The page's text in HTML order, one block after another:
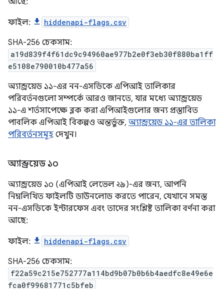
ফাইল: hiddenapi-flags.csv
SHA-256 চেকসাম:
a19d839f4f61dc9c94960ae977b2e0f3eb30f880ba1ff
e5108e790010b477a56
অ্যান্ড্রয়েড ১১-এর নন-এসডিকে এপিআই তালিকার
পরিবর্তনগুলো সম্পর্কে আরও জানতে, যার মধ্যে অ্যান্ড্রয়েড
১১-এ শর্তসাপেক্ষে ব্লক করা এপিআইগুলোর জন্য প্রস্তাবিত
পাবলিক এপিআই বিকল্পও অন্তর্ভুক্ত, অ্যান্ড্রয়েড ১১-এর তালিকা
পরিবর্তনসমূহ দেখুন।
অ্যান্ড্রয়েড ১০
অ্যান্ড্রয়েড ১০ (এপিআই লেভেল ২৯)-এর জন্য, আপনি
নিম্নলিখিত ফাইলটি ডাউনলোড করতে পারেন, যেখানে সমস্ত
নন-এসডিকে ইন্টারফেস এবং তাদের সংশ্লিষ্ট তালিকা বর্ণনা করা
আছে:
ফাইল: hiddenapi-flags.csv
SHA-256 চেকসাম:
f22a59c215e752777a114bd9b07b0b6b4aedfc8e49e6e
fca0f99681771c5bfeb